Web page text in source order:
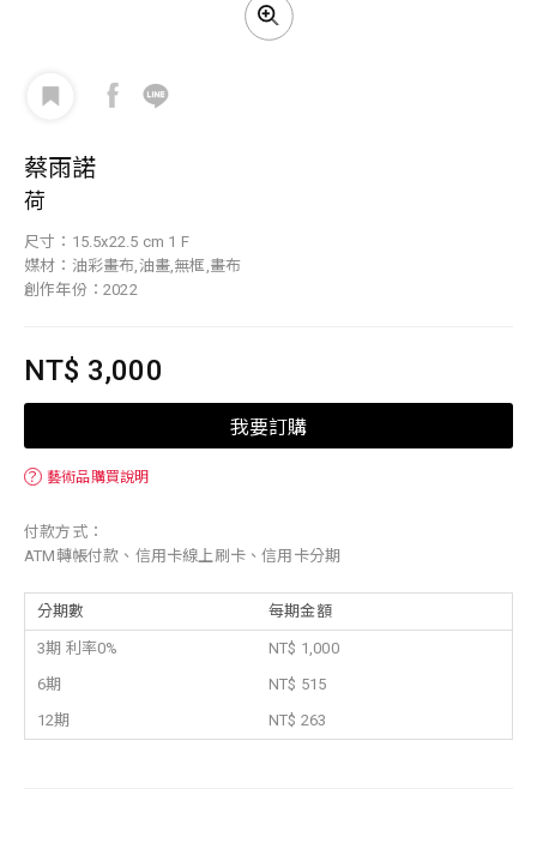
蔡雨諾
荷
尺寸：15.5x22.5 cm 1 F
媒材：油彩畫布,油畫,無框,畫布
創作年份：2022
NT$ 3,000
我要訂購
？ 藝術品購買說明
付款方式：
ATM轉帳付款、信用卡線上刷卡、信用卡分期
分期數 每期金額
3期 利率0%
NT$ 1,000
6期
NT$ 515
12期
NT$ 263